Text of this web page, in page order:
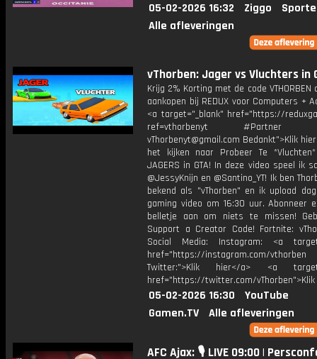
05-02-2026 16:32 Ziggo
Alle afleveringen
vThorben: Jager vs Vluchters in
Krijg 2% Korting met de code VTHORBEN
aankopen bij REDUX voor Computers +
<a target="_blank" href="https://
ref=vthorbenyt #Partner
vThorbenyt@gmail.com Bedankt">Klik
het kijken naar Probeer Te
JAGERS in GTA! In deze video speel ik
@JessyKnijn en @Santino_YT! Ik ben
bekend als "vThorben" en ik upload
gaming video om 16:30 uur. Abonneer
belletje aan om niets te missen!
Support a Creator Code! Fortnite:
Social Media: Instagram: <a
href="https://instagram.com/vthorben
Twitter:">Klik hier</a> <a
href="https://twitter.com/
05-02-2026 16:30
YouTube
Gamen.TV
Alle afleveringen
AFC Ajax: 🎙️ LIVE 09:00 |